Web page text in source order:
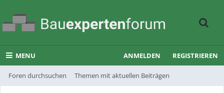
MENU
Foren durchsuchen Themen mit aktuellen Beiträgen
ANMELDEN REGISTRIEREN